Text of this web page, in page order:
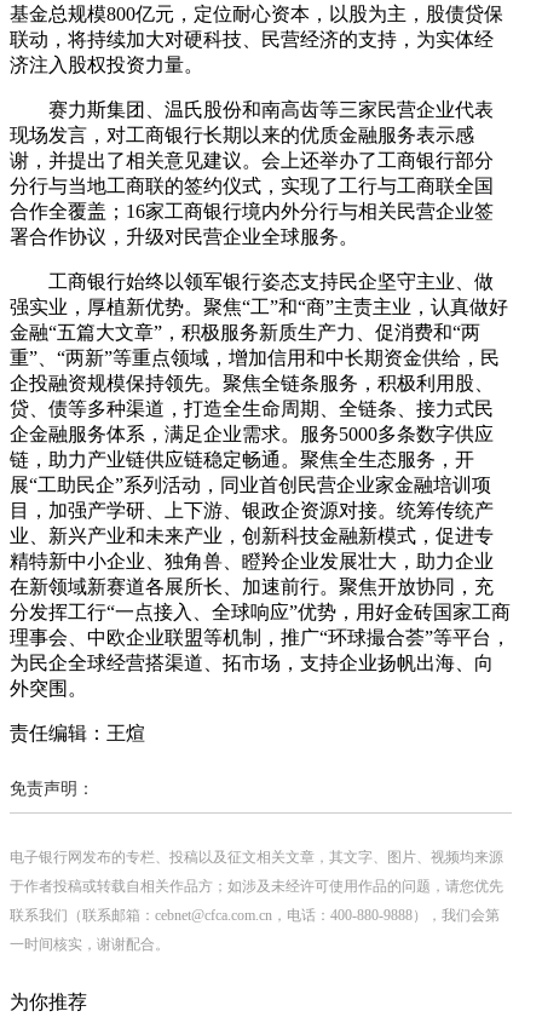
基金总规模800亿元，定位耐心资本，以股为主，股债贷保
联动，将持续加大对硬科技、民营经济的支持，为实体经
济注入股权投资力量。
赛力斯集团、温氏股份和南高齿等三家民营企业代表
现场发言，对工商银行长期以来的优质金融服务表示感
谢，并提出了相关意见建议。会上还举办了工商银行部分
分行与当地工商联的签约仪式，实现了工行与工商联全国
合作全覆盖；16家工商银行境内外分行与相关民营企业签
署合作协议，升级对民营企业全球服务。
工商银行始终以领军银行姿态支持民企坚守主业、做
强实业，厚植新优势。聚焦“工”和“商”主责主业，认真做好
金融“五篇大文章”，积极服务新质生产力、促消费和“两
重”、“两新”等重点领域，增加信用和中长期资金供给，民
企投融资规模保持领先。聚焦全链条服务，积极利用股、
贷、债等多种渠道，打造全生命周期、全链条、接力式民
企金融服务体系，满足企业需求。服务5000多条数字供应
链，助力产业链供应链稳定畅通。聚焦全生态服务，开
展“工助民企”系列活动，同业首创民营企业家金融培训项
目，加强产学研、上下游、银政企资源对接。统筹传统产
业、新兴产业和未来产业，创新科技金融新模式，促进专
精特新中小企业、独角兽、瞪羚企业发展壮大，助力企业
在新领域新赛道各展所长、加速前行。聚焦开放协同，充
分发挥工行“一点接入、全球响应”优势，用好金砖国家工商
理事会、中欧企业联盟等机制，推广“环球撮合荟”等平台，
为民企全球经营搭渠道、拓市场，支持企业扬帆出海、向
外突围。
责任编辑：王煊
免责声明：
电子银行网发布的专栏、投稿以及征文相关文章，其文字、图片、视频均来源
于作者投稿或转载自相关作品方；如涉及未经许可使用作品的问题，请您优先
联系我们（联系邮箱：cebnet@cfca.com.cn，电话：400-880-9888），我们会第
一时间核实，谢谢配合。
为你推荐